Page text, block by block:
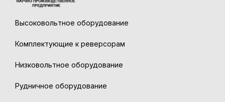
Высоковольтное оборудование
Комплектующие к реверсорам
Низковольтное оборудование
Рудничное оборудование